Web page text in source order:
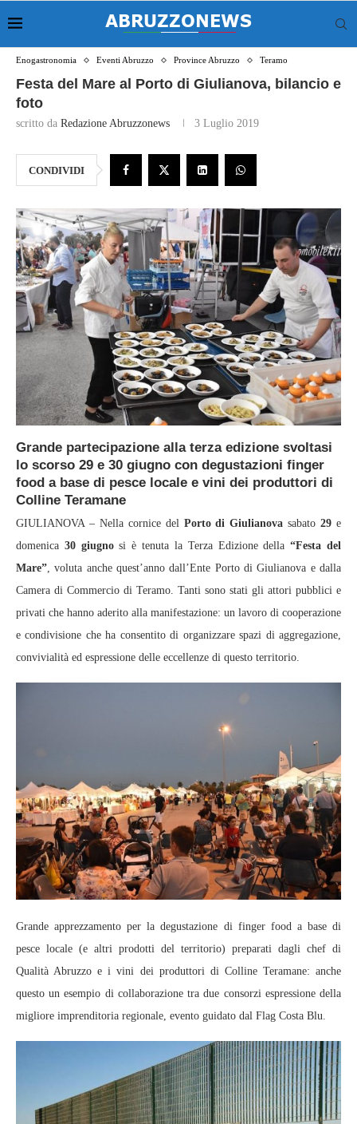
Enogastronomia Eventi Abruzzo Province Abruzzo Teramo
Festa del Mare al Porto di Giulianova, bilancio e
foto
scritto da Redazione Abruzzonews 3 Luglio 2019
CONDIVIDI
Grande partecipazione alla terza edizione svoltasi
lo scorso 29 e 30 giugno con degustazioni finger
food a base di pesce locale e vini dei produttori di
Colline Teramane
GIULIANOVA – Nella cornice del Porto di Giulianova sabato 29 e
domenica 30 giugnosi è tenuta la Terza Edizione della“Festa del
Mare” , voluta anche quest’anno dall’Ente Porto di Giulianova e dalla
Camera di Commercio di Teramo. Tanti sono stati gli attori pubblici e
privati che hanno aderito alla manifestazione: un lavoro di cooperazione
e condivisione che ha consentito di organizzare spazi di aggregazione,
convivialità ed espressione delle eccellenze di questo territorio.
Grande apprezzamento per la degustazione di finger food a base di
pesce locale (e altri prodotti del territorio) preparati dagli chef di
Qualità Abruzzo e i vini dei produttori di Colline Teramane: anche
questo un esempio di collaborazione tra due consorzi espressione della
migliore imprenditoria regionale, evento guidato dal Flag Costa Blu.